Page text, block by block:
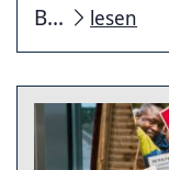
B...
lesen